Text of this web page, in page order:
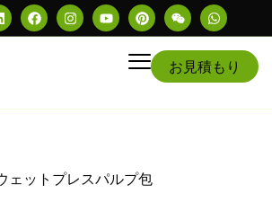
お見積もり
ェットプレスパルプ包